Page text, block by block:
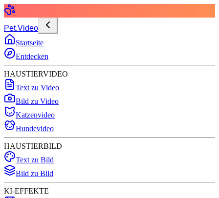
Pet.Video
Startseite
Entdecken
HAUSTIERVIDEO
Text zu Video
Bild zu Video
Katzenvideo
Hundevideo
HAUSTIERBILD
Text zu Bild
Bild zu Bild
KI-EFFEKTE